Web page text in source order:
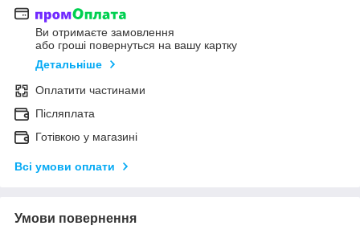
Ви отримаєте замовлення
або гроші повернуться на вашу картку
Детальніше
Оплатити частинами
Післяплата
Готівкою у магазині
Всі умови оплати
Умови повернення